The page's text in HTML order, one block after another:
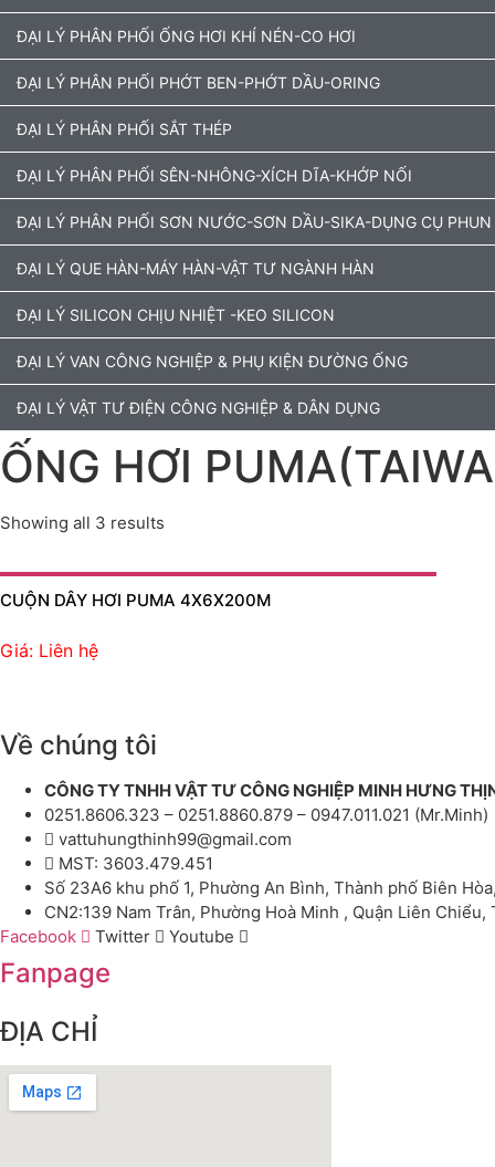
ĐẠI LÝ PHÂN PHỐI ỐNG HƠI KHÍ NÉN-CO HƠI
ĐẠI LÝ PHÂN PHỐI PHỚT BEN-PHỚT DẦU-ORING
ĐẠI LÝ PHÂN PHỐI SẮT THÉP
ĐẠI LÝ PHÂN PHỐI SÊN-NHÔNG-XÍCH DĨA-KHỚP NỐI
ĐẠI LÝ PHÂN PHỐI SƠN NƯỚC-SƠN DẦU-SIKA-DỤNG CỤ
ĐẠI LÝ QUE HÀN-MÁY HÀN-VẬT TƯ NGÀNH HÀN
ĐẠI LÝ SILICON CHỊU NHIỆT -KEO SILICON
ĐẠI LÝ VAN CÔNG NGHIỆP & PHỤ KIỆN ĐƯỜNG ỐNG
ĐẠI LÝ VẬT TƯ ĐIỆN CÔNG NGHIỆP & DÂN DỤNG
ỐNG HƠI
Showing all 3 results
CUỘN DÂY HƠI PUMA 4X6X200M
Giá: Liên hệ
Về chúng tôi
CÔNG TY TNHH VẬT TƯ CÔNG NGHIỆP MINH HƯNG
0251.8606.323 – 0251.8860.879 – 0947.011.021 (Mr.Minh)
vattuhungthinh99@gmail.com
MST: 3603.479.451
Số 23A6 khu phố 1, Phường An Bình, Thành phố Biên
CN2:139 Nam Trân, Phường Hoà Minh , Quận Liên Chiểu,
Facebook
Twitter Youtube
Fanpage
ĐỊA CHỈ